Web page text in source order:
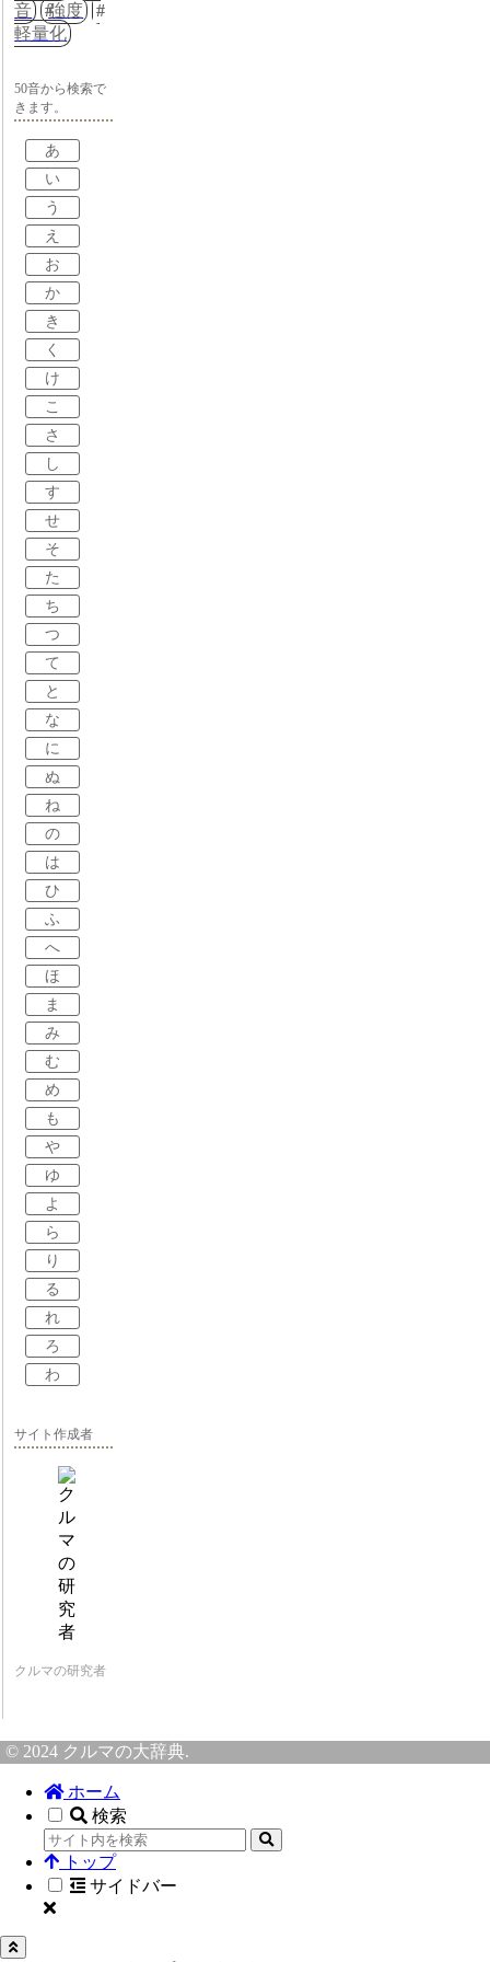
音
強度
軽量化
50音から検索で
きます。
あ
い
う
え
お
か
き
く
け
こ
さ
し
す
せ
そ
た
ち
つ
て
と
な
に
ぬ
ね
の
は
ひ
ふ
へ
ほ
ま
み
む
め
も
や
ゆ
よ
ら
り
る
れ
ろ
わ
サイト作成者
クルマの研究者
© 2024 クルマの大辞典.
ホーム
検索
トップ
サイドバー